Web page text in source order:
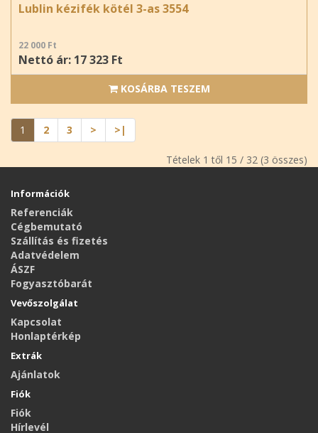
Lublin kézifék kötél 3-as 3554
22 000 Ft
Nettó ár: 17 323 Ft
KOSÁRBA TESZEM
1 2 3 > >|
Tételek 1 től 15 / 32 (3 összes)
Információk
Referenciák
Cégbemutató
Szállítás és fizetés
Adatvédelem
ÁSZF
Fogyasztóbarát
Vevőszolgálat
Kapcsolat
Honlaptérkép
Extrák
Ajánlatok
Fiók
Fiók
Hírlevél